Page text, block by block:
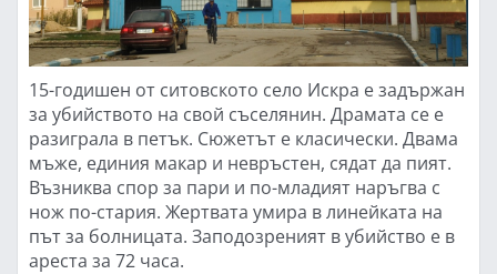
15-годишен от ситовското село Искра е задържан
за убийството на свой съселянин. Драмата се е
разиграла в петък. Сюжетът е класически. Двама
мъже, единия макар и невръстен, сядат да пият.
Възниква спор за пари и по-младият наръгва с
нож по-стария. Жертвата умира в линейката на
път за болницата. Заподозреният в убийство е в
ареста за 72 часа.